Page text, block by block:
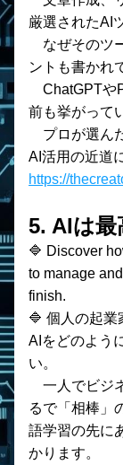
厳選されたAI
ントも書かれ
前も挙がって
AI活用の近道
https://
5. AIは
🔷 Discover
to manage
finish.
🔷 個人の起業
AIをどのよう
い。
一人でビジ
るで「相棒」
語学習の先に
かります。